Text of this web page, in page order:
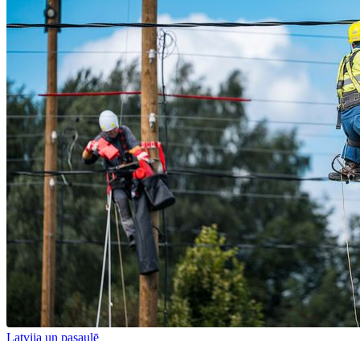
Latvija un pasaulē